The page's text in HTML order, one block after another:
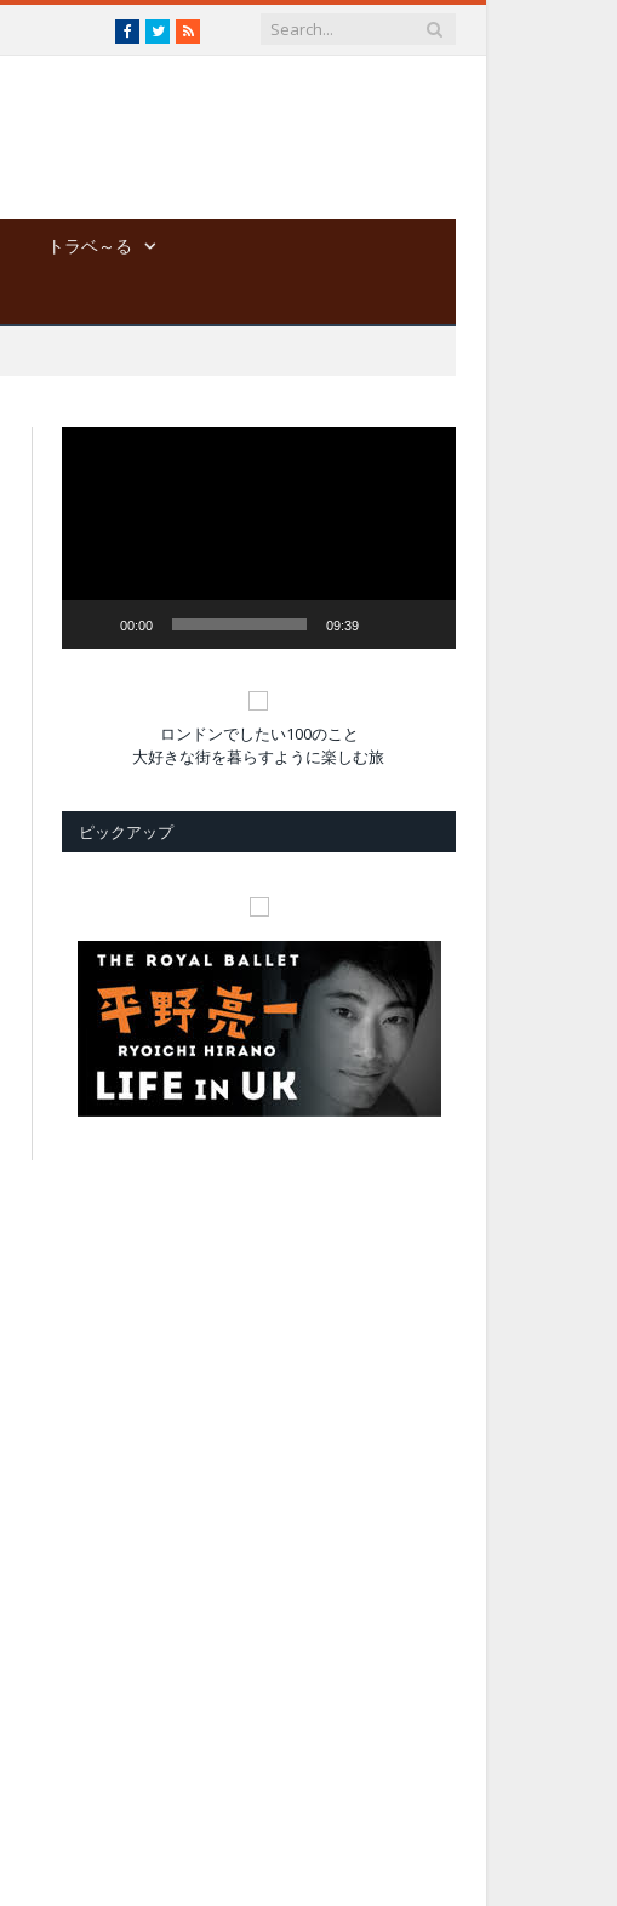
Facebook
TwitterRSS
トラベ～る
00:00 09:39
ロンドンでしたい100のこと
大好きな街を暮らすように楽しむ旅
ピックアップ